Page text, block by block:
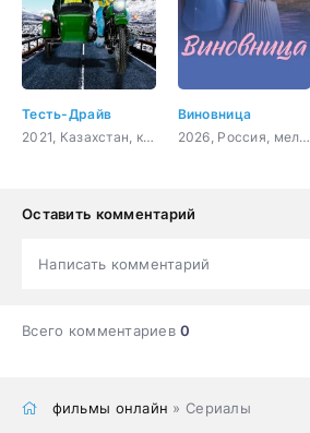
Тесть-Драйв
2021, Казахстан, комедия
Виновница
2026, Россия, мелодрама
Оставить комментарий
Написать комментарий
Всего комментариев0
фильмы онлайн » Сериалы